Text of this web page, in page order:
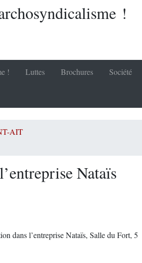
!
! Luttes Brochures Société
AIT
Nataïs
dans l’entreprise Nataïs, Salle du Fort, 5